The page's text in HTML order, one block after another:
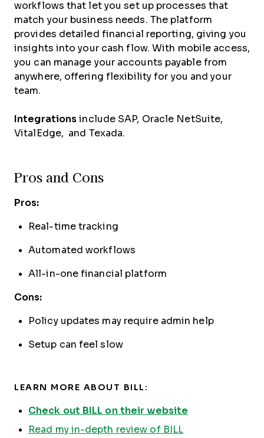
workflows that let you set up processes that
match your business needs. The platform
provides detailed financial reporting, giving you
insights into your cash flow. With mobile access,
you can manage your accounts payable from
anywhere, offering flexibility for you and your
team.
Integrations include SAP, Oracle NetSuite,
VitalEdge, and Texada.
Pros and Cons
Pros:
Real-time tracking
Automated workflows
All-in-one financial platform
Cons:
Policy updates may require admin help
Setup can feel slow
LEARN MORE ABOUT BILL:
Check out BILL on their website
Read my in-depth review of BILL